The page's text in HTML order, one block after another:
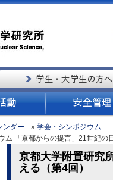
ンダー » 学会・シンポジウム
「京都からの提言」21世紀の
京都大学附置研究
える（第4回）